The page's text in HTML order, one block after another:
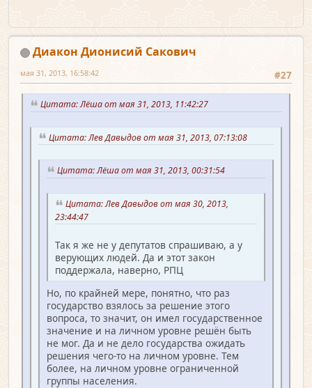
Диакон Дионисий Сакович
#27
мая 31, 2013, 16:58:42
Цитата: Лёша от мая 31, 2013, 11:42:27
Цитата: Лев Давыдов от мая 31, 2013, 07:13:08
Цитата: Лёша от мая 31, 2013, 00:31:54
Цитата: Лев Давыдов от мая 30, 2013,
23:44:47
Так я же не у депутатов спрашиваю, а у
верующих людей. Да и этот закон
поддержала, наверно, РПЦ
Но, по крайней мере, понятно, что раз
государство взялось за решение этого
вопроса, то значит, он имел государственное
значение и на личном уровне решён быть
не мог. Да и не дело государства ожидать
решения чего-то на личном уровне. Тем
более, на личном уровне ограниченной
группы населения.